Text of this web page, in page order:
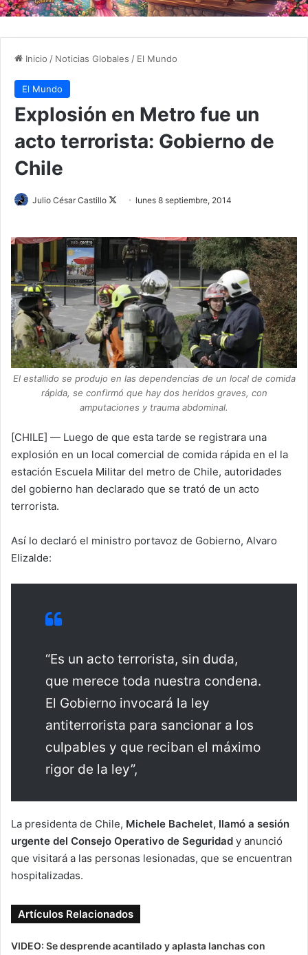
Inicio / Noticias Globales / El Mundo
El Mundo
Explosión en Metro fue un
acto terrorista: Gobierno de
Chile
Julio César Castillo
w
o
n
X
lunes 8 septiembre, 2014
El estallido se produjo en las dependencias de un local de comida
rápida, se confirmó que hay dos heridos graves, con
amputaciones y trauma abdominal.
[CHILE] — Luego de que esta tarde se registrara una
explosión en un local comercial de comida rápida en el la
estación Escuela Militar del metro de Chile, autoridades
del gobierno han declarado que se trató de un acto
terrorista.
Así lo declaró el ministro portavoz de Gobierno, Alvaro
Elizalde:
“Es un acto terrorista, sin duda,
que merece toda nuestra condena.
El Gobierno invocará la ley
antiterrorista para sancionar a los
culpables y que reciban el máximo
rigor de la ley”,
La presidenta de Chile, Michele Bachelet, llamó a sesión
urgente del Consejo Operativo de Seguridad y anunció
que visitará a las personas lesionadas, que se encuentran
hospitalizadas.
Artículos Relacionados
VIDEO: Se desprende acantilado y aplasta lanchas con